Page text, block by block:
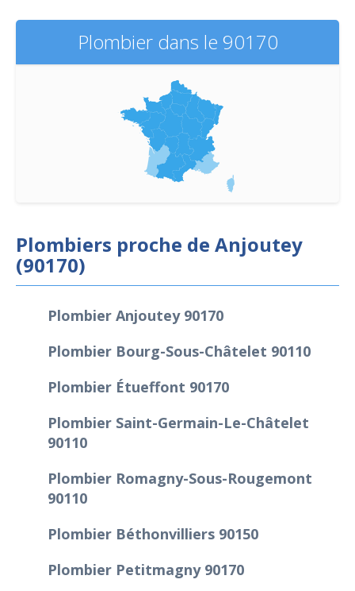
Plombier dans le 90170
Plombiers proche de Anjoutey
(90170)
Plombier Anjoutey 90170
Plombier Bourg-Sous-Châtelet 90110
Plombier Étueffont 90170
Plombier Saint-Germain-Le-Châtelet
90110
Plombier Romagny-Sous-Rougemont
90110
Plombier Béthonvilliers 90150
Plombier Petitmagny 90170